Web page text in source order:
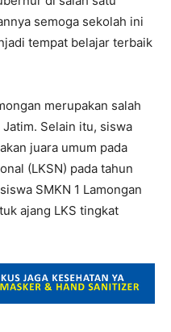
semoga sekolah ini
tempat belajar terbaik
merupakan salah
Selain itu, siswa
juara umum pada
(LKSN) pada tahun
SMKN 1 Lamongan
ajang LKS tingkat